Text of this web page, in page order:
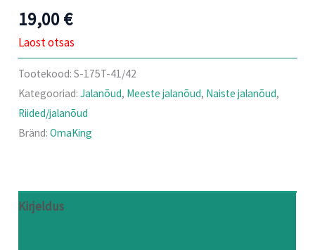
19,00€
Laost otsas
Tootekood:S-175T-41/42
Kategooriad:Jalanõud, Meeste jalanõud, Naiste jalanõud,
Riided/jalanõud
Bränd:OmaKing
Kirjeldus